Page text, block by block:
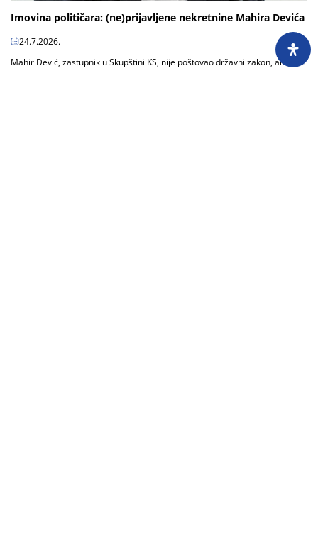
Imovina političara: (ne)prijavljene nekretnine Mahira Devića
24.7.2026.
Mahir Dević, zastupnik u Skupštini KS, nije poštovao državni zakon, ali jeste